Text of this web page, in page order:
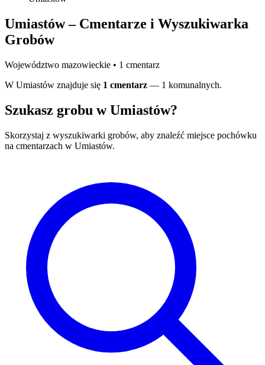
Umiastów – Cmentarze i Wyszukiwarka
Grobów
Województwo mazowieckie • 1 cmentarz
W Umiastów znajduje się 1 cmentarz — 1 komunalnych.
Szukasz grobu w Umiastów?
Skorzystaj z wyszukiwarki grobów, aby znaleźć miejsce pochówku
na cmentarzach w Umiastów.